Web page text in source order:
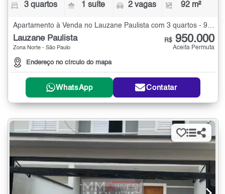
3 quartos 1 suíte 2 vagas 92 m²
Apartamento à Venda no Lauzane Paulista com 3 quartos - 92 m²
Lauzane Paulista
Zona Norte - São Paulo
Endereço no círculo do mapa
R$ 950.000
Aceita Permuta
WhatsApp Contatar